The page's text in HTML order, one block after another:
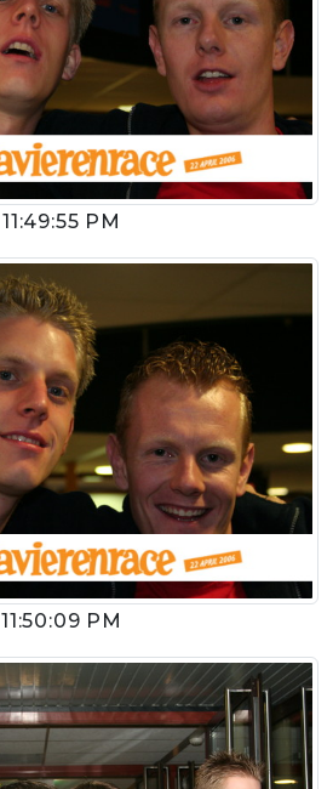
11:49:55 PM
11:50:09 PM